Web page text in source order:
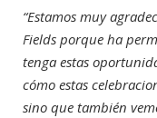
“Estamos muy
Fields porque ha
tenga estas
cómo estas
sino que también